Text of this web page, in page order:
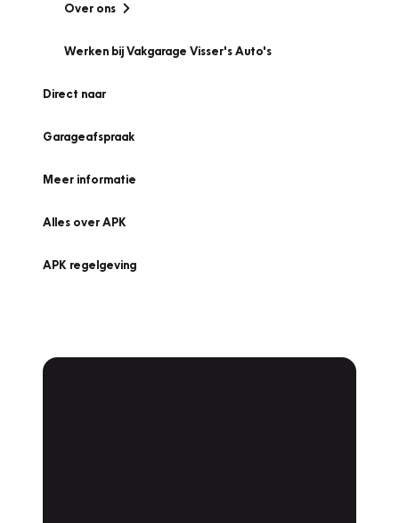
Over ons
Werken bij Vakgarage Visser's Auto's
Direct naar
Garageafspraak
Meer informatie
Alles over APK
APK regelgeving